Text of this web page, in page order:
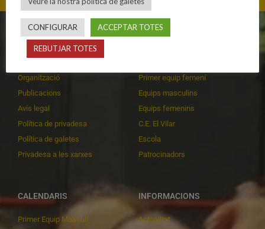
CLUB
Organització
Publicacions
Avís legal
Política de privadesa
Política de galetes
Privadesa a les xarxes
EQUIPS
Primer equip femení
Equips masculins
Equips femenins
C.E. El Vilar
Escola
Patrocinadors
CALENDARIS
Primer Equip Masculí
INFORMACIONS
Actualitat
CONFIGURAR ACCEPTAR TOTES
REBUTJAR TOTES